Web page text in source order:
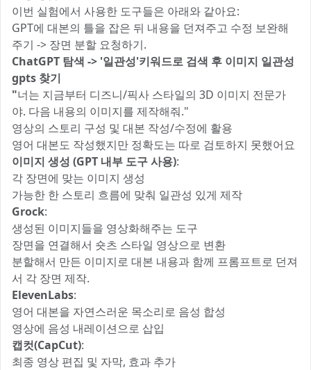
이번 실험에서 사용한 도구들은 아래와 같아요:
GPT에 대본의 틀을 잡은 뒤 내용을 던져주고 수정 보완해
주기 -> 장면 분할 요청하기.
ChatGPT 탐색 -> '일관성'키워드로 검색 후 이미지 일관성
gpts 찾기
"너는 지금부터 디즈니/픽사 스타일의 3D 이미지 전문가
야. 다음 내용의 이미지를 제작해줘."
영상의 스토리 구성 및 대본 작성/수정에 활용
영어 대본도 작성했지만 정확도는 따로 검토하지 못했어요
이미지 생성 (GPT 내부 도구 사용):
각 장면에 맞는 이미지 생성
가능한 한 스토리 흐름에 맞춰 일관성 있게 제작
Grock:
생성된 이미지들을 영상화해주는 도구
장면을 연결해서 숏츠 스타일 영상으로 변환
분할해서 만든 이미지로 대본 내용과 함께 프롬프트로 던져
서 각 장면 제작.
ElevenLabs:
영어 대본을 자연스러운 목소리로 음성 합성
영상에 음성 내레이션으로 삽입
캡컷(CapCut):
최종 영상 편집 및 자막, 효과 추가